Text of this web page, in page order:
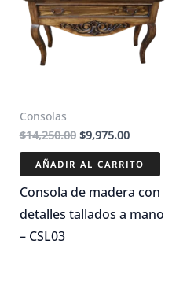
Consolas
$14,250.00 El
original
era:
$14,250.00.
$9,975.00El
actual
es:
$9,975.00.
AÑADIR AL CARRITO
Consola de madera con
detalles tallados a mano
– CSL03